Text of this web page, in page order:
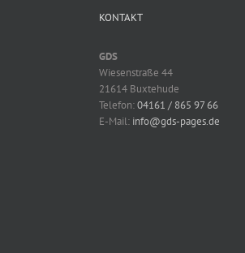
KONTAKT
GDS
Wiesenstraße 44
21614 Buxtehude
Telefon:04161 / 865 97 66
E-Mail: info@gds-pages.de